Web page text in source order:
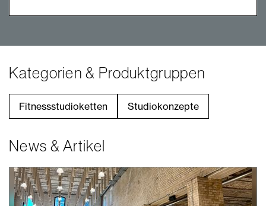
Kategorien & Produktgruppen
Fitnessstudioketten Studiokonzepte
News & Artikel